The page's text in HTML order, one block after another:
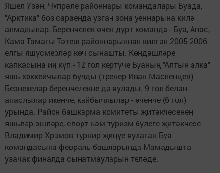
Яшел Үзән, Чүпрәле районнары командалары Буада,
"Арктика" боз сараенда узган зона уеннарына килә
алмадылар. Беренчелек өчен дүрт команда - Буа, Апас,
Кама Тамагы Тәтеш районнарыннан килгән 2005-2006
елгы яшүсмерләр көч сынашты. Көндәшләре
капкасына иң күп - 12 гол кертүче Буаның "Алтын алка"
яшь хоккейчылар булды (тренер Иван Масленцев)
Безнекеләр беренчелекне дә яулады. 9 гол белән
апаслылар икенче, кайбычлылар - өченче (6 гол)
урында. Район башкарма комитеты җитәкчесенең
яшьләр эшләре, спорт һәм туризм бүлеге җитәкчесе
Владимир Храмов турнир җиңүе яулаган Буа
командасына февраль башларында Мамадышта
узачак финалда сынатмауларын теләде.